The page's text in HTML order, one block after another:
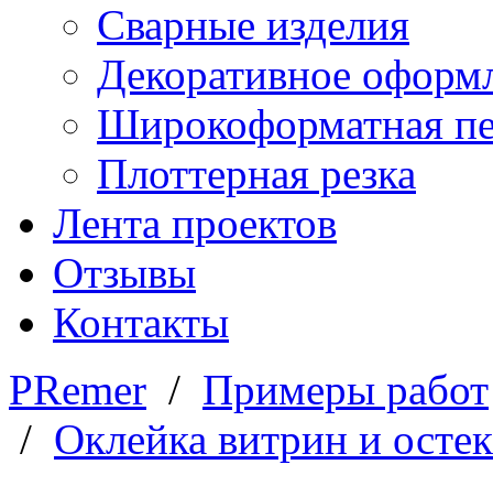
Сварные изделия
Декоративное
Широкоформатная
Плоттерная резка
Лента проектов
Отзывы
Контакты
PRemer / Примеры работ
/ Оклейка витрин и